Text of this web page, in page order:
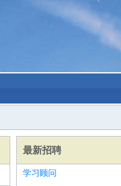
最新招聘
学习顾问